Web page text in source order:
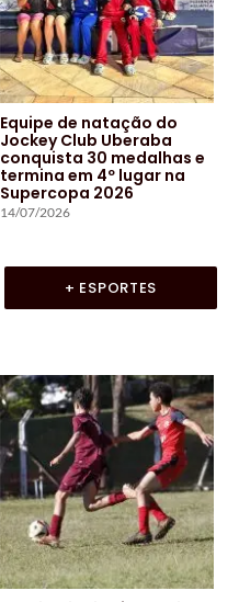
Equipe de natação do
Jockey Club Uberaba
conquista 30 medalhas e
termina em 4º lugar na
Supercopa 2026
14/07/2026
+ ESPORTES